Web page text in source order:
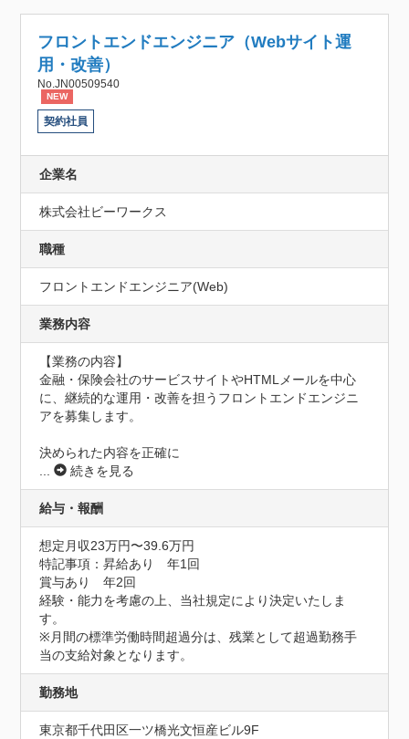
フロントエンドエンジニア（Webサイト運
用・改善）
No.JN00509540
NEW
契約社員
企業名
株式会社ビーワークス
職種
フロントエンドエンジニア(Web)
業務内容
【業務の内容】
金融・保険会社のサービスサイトやHTMLメールを中心
に、継続的な運用・改善を担うフロントエンドエンジニ
アを募集します。
決められた内容を正確に
...
続きを見る
給与・報酬
想定月収23万円〜39.6万円
特記事項：昇給あり　年1回
賞与あり　年2回
経験・能力を考慮の上、当社規定により決定いたしま
す。
※月間の標準労働時間超過分は、残業として超過勤務手
当の支給対象となります。
勤務地
東京都千代田区一ツ橋光文恒産ビル9F